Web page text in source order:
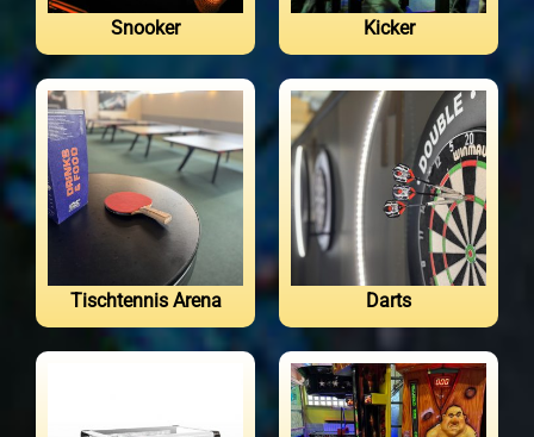
Snooker Kicker
Tischtennis Arena Darts